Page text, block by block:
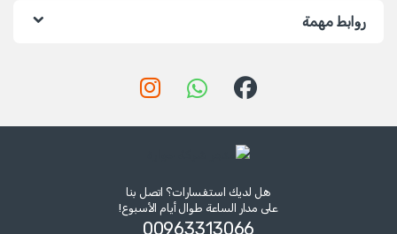
روابط مهمة
هل لديك استفسارات؟ اتصل بنا
على مدار الساعة طوال أيام الأسبوع!
00963313066‏